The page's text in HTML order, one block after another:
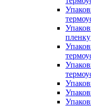
пленку